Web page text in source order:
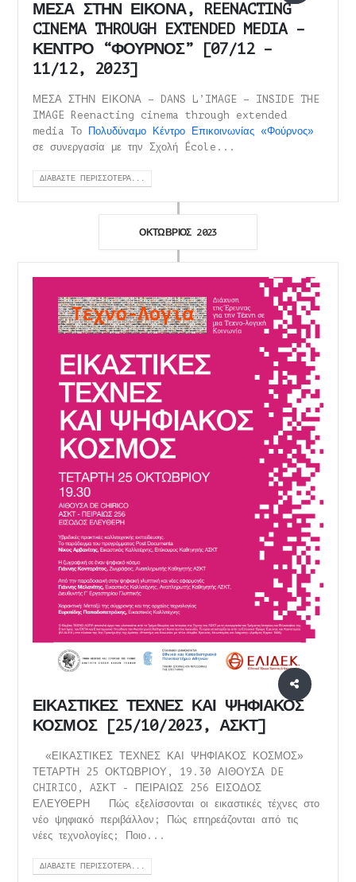
ΜΕΣΑ ΣΤΗΝ ΕΙΚΟΝΑ, REENACTING
CINEMA THROUGH EXTENDED MEDIA –
ΚΕΝΤΡΟ “ΦΟΥΡΝΟΣ” [07/12 –
11/12, 2023]
ΜΕΣΑ ΣΤΗΝ ΕΙΚΟΝΑ – DANS L’IMAGE – INSIDE THE
IMAGE Reenacting cinema through extended
media Το
Πολυδύναμο Κέντρο Επικοινωνίας «Φούρνος»
σε συνεργασία με την Σχολή École...
ΔΙΑΒΆΣΤΕ ΠΕΡΙΣΣΌΤΕΡΑ...
ΟΚΤΏΒΡΙΟΣ 2023
ΕΙΚΑΣΤΙΚΕΣ ΤΕΧΝΕΣ ΚΑΙ ΨΗΦΙΑΚΟΣ
ΚΟΣΜΟΣ [25/10/2023, ΑΣΚΤ]
«ΕΙΚΑΣΤΙΚΕΣ ΤΕΧΝΕΣ ΚΑΙ ΨΗΦΙΑΚΟΣ ΚΟΣΜΟΣ»
ΤΕΤΑΡΤΗ 25 ΟΚΤΩΒΡΙΟΥ, 19.30 ΑΙΘΟΥΣΑ DE
CHIRICO, AΣΚΤ - ΠΕΙΡΑΙΩΣ 256 ΕΙΣΟΔΟΣ
ΕΛΕΥΘΕΡΗ Πώς εξελίσσονται οι εικαστικές τέχνες στο
νέο ψηφιακό περιβάλλον; Πώς επηρεάζονται από τις
νέες τεχνολογίες; Ποιο...
ΔΙΑΒΆΣΤΕ ΠΕΡΙΣΣΌΤΕΡΑ...